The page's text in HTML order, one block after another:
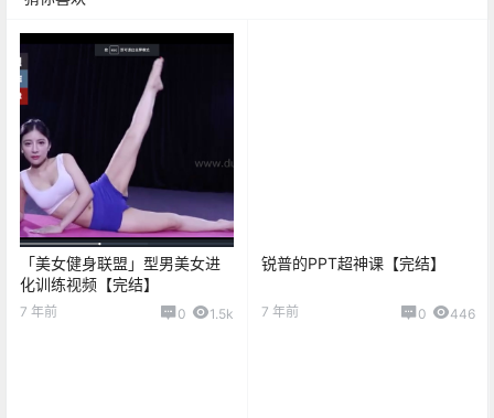
「美女健身联盟」型男美女进
化训练视频【完结】
7 年前 0 1.5k
锐普的PPT超神课【完结】
7 年前 0 446